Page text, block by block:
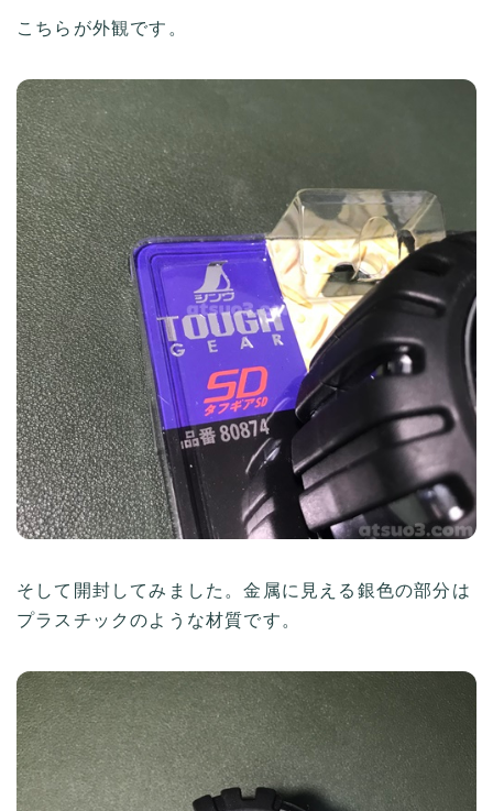
こちらが外観です。
そして開封してみました。金属に見える銀色の部分は
プラスチックのような材質です。